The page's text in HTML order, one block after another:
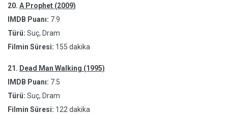
20. A Prophet (2009)
IMDB Puanı: 7.9
Türü: Suç, Dram
Filmin Süresi: 155 dakika
21. Dead Man Walking (1995)
IMDB Puanı: 7.5
Türü: Suç, Dram
Filmin Süresi: 122 dakika